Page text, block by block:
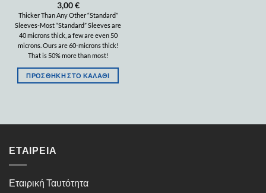
3,00€
Thicker Than Any Other “Standard”
Sleeves-Most “Standard” Sleeves are
40 microns thick, a few are even 50
microns. Ours are 60-microns thick!
That is 50% more than most!
ΠΡΟΣΘΉΚΗ ΣΤΟ ΚΑΛΆΘΙ
ΕΤΑΙΡΕΊΑ
Εταιρική Ταυτότητα